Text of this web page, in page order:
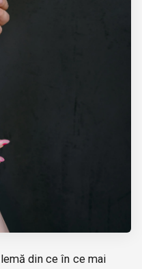
din ce în ce mai